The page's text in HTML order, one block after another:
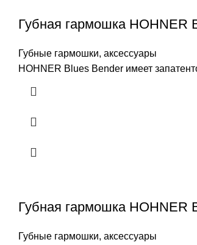
Губная гармошка HOHNER
Губные гармошки, аксессуары
HOHNER Blues Bender имеет
Губная гармошка HOHNER
Губные гармошки, аксессуары